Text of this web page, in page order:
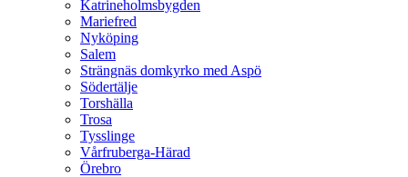
Katrineholmsbygden
Mariefred
Nyköping
Salem
Strängnäs domkyrko med Aspö
Södertälje
Torshälla
Trosa
Tysslinge
Vårfruberga-Härad
Örebro